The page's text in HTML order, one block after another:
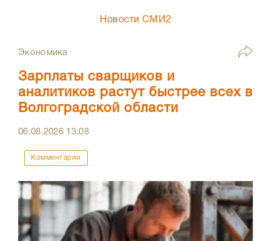
Новости СМИ2
Экономика
Зарплаты сварщиков и
аналитиков растут быстрее всех в
Волгоградской области
06.08.2026 13:08
Комментарии